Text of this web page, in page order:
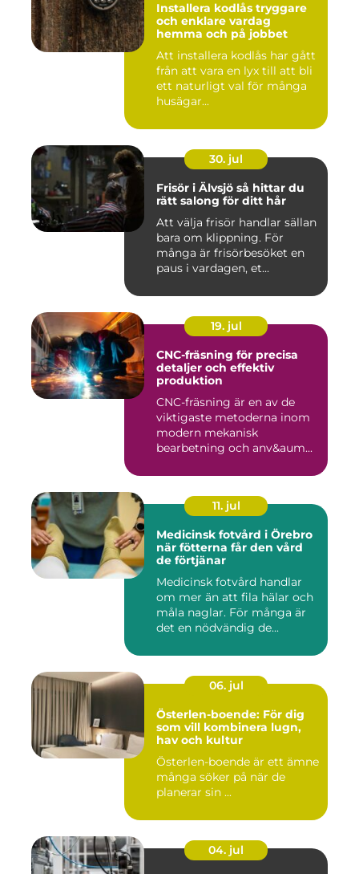
Installera kodlås tryggare
och enklare vardag
hemma och på jobbet
Att installera kodlås har gått
från att vara en lyx till att bli
ett naturligt val för många
husägar...
30. jul
Frisör i Älvsjö så hittar du
rätt salong för ditt hår
Att välja frisör handlar sällan
bara om klippning. För
många är frisörbesöket en
paus i vardagen, et...
19. jul
CNC-fräsning för precisa
detaljer och effektiv
produktion
CNC-fräsning är en av de
viktigaste metoderna inom
modern mekanisk
bearbetning och anv&aum...
11. jul
Medicinsk fotvård i Örebro
när fötterna får den vård
de förtjänar
Medicinsk fotvård handlar
om mer än att fila hälar och
måla naglar. För många är
det en nödvändig de...
06. jul
Österlen-boende: För dig
som vill kombinera lugn,
hav och kultur
Österlen-boende är ett ämne
många söker på när de
planerar sin ...
04. jul